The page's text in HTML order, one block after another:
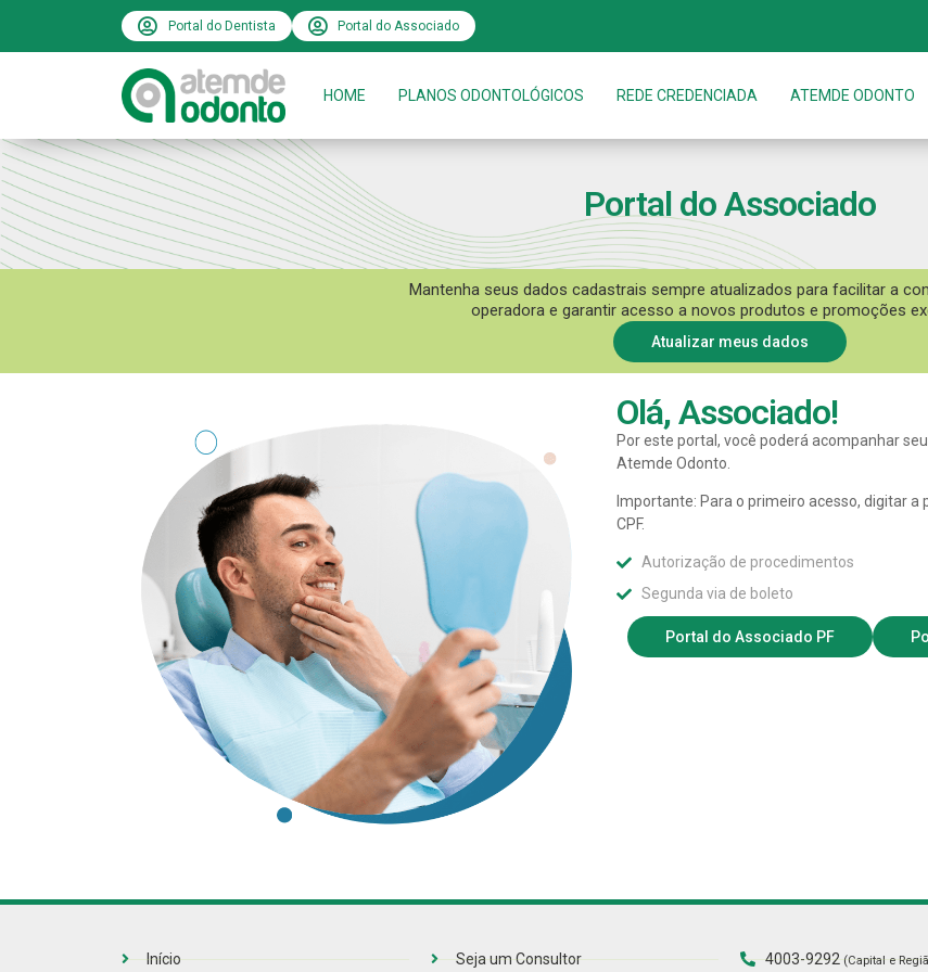
Portal do Dentista Portal do Associado
HOME PLANOS ODONTOLÓGICOS REDE CREDENCIADA ATEMDE ODONTO
Portal do Associado
Mantenha seus dados cadastrais sempre atualizados para facilitar a
operadora e garantir acesso a novos produtos e promoções
Atualizar meus dados
Olá, Associado!
Por este portal, você poderá acompanhar
Atemde Odonto.
Importante: Para o primeiro acesso, digitar
CPF.
Autorização de procedimentos
Segunda via de boleto
Portal do Associado PF
Início Seja um Consultor 4003-9292(Capital e